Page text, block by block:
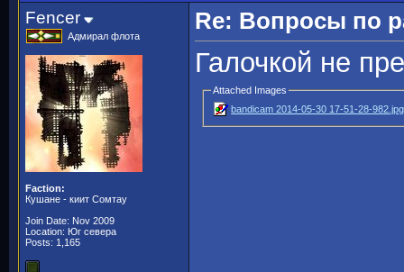
Fencer
Адмирал флота
Faction:
Кушане - киит Сомтау
Join Date: Nov 2009
Location: Юг севера
Posts: 1,165
Re: Вопросы по
Галочкой не
Attached Images
bandicam 2014-05-30 17-51-28-982.jpg